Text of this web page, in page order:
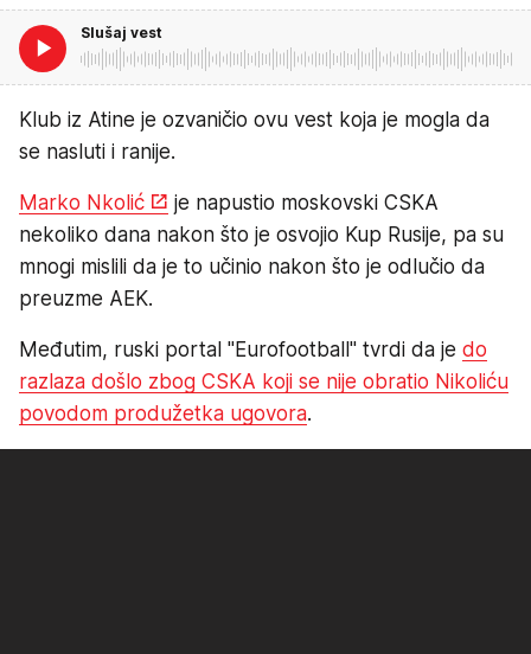
Slušaj vest
Klub iz Atine je ozvaničio ovu vest koja je mogla da
se nasluti i ranije.
Marko Nkolić
je napustio moskovski CSKA
nekoliko dana nakon što je osvojio Kup Rusije, pa su
mnogi mislili da je to učinio nakon što je odlučio da
preuzme AEK.
Međutim, ruski portal "Eurofootball" tvrdi da je do
razlaza došlo zbog CSKA koji se nije obratio Nikoliću
povodom produžetka ugovora.